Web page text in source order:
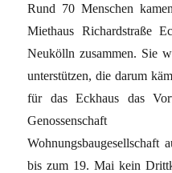
Rund 70 Menschen
Miethaus Richardstraße
Neukölln zusammen. Sie
unterstützen, die darum
für das Eckhaus das
Genossenschaft
Wohnungsbaugesellschaft
bis zum 19. Mai kein